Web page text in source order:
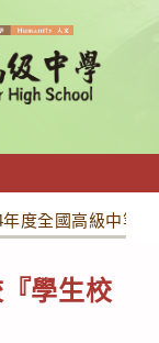
年度全國高級中等
學生校